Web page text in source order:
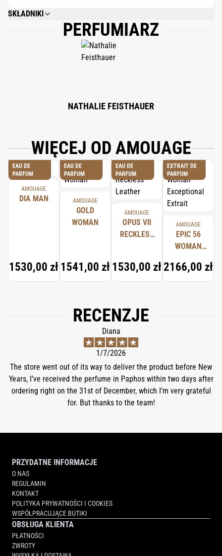
SKŁADNIKI
ALCOHOL DENAT, PARFUM, AQUA, LIMONENE, BENZYL SALICYLATE,
BENZYL BENZOATE, COUMARIN, LINALOOL, CITRONELLOL, GERANIOL,
CITRAL, BENZYL ALCOHOL, EUGENOL, ISOEUGENOL.
PERFUMIARZ
NATHALIE FEISTHAUER
WIĘCEJ OD AMOUAGE
EAU DE
PARFUM
AMOUAGE
DIA MAN
1530,00 zł
EAU DE
PARFUM
AMOUAGE
GOLD
WOMAN
1541,00 zł
EAU DE
PARFUM
AMOUAGE
OPUS VII
RECKLESS
1530,00 zł
EXTRAIT DE
PARFUM
AMOUAGE
EPIC 56
WOMAN
EXTRAIT
2166,00 zł
RECENZJE
Diana
1/7/2026
The store went out of its way to deliver the product before New
Years, I’ve received the perfume in Paphos within two days after
ordering right on the 31st of December, which I’m very grateful
for. But thanks to the team!
PRZYDATNE INFORMACJE
O NAS
REGULAMIN
KONTAKT
POLITYKA PRYWATNOŚCI I COOKIES
WSPÓŁPRACUJĄCE BUTIKI
OBSŁUGA KLIENTA
PŁATNOŚCI
ZWROTY